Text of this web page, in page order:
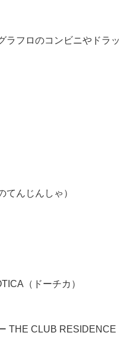
ラフロのコンビニやドラッ
んじんしゃ）
（ドーチカ）
THE CLUB RESIDENCE